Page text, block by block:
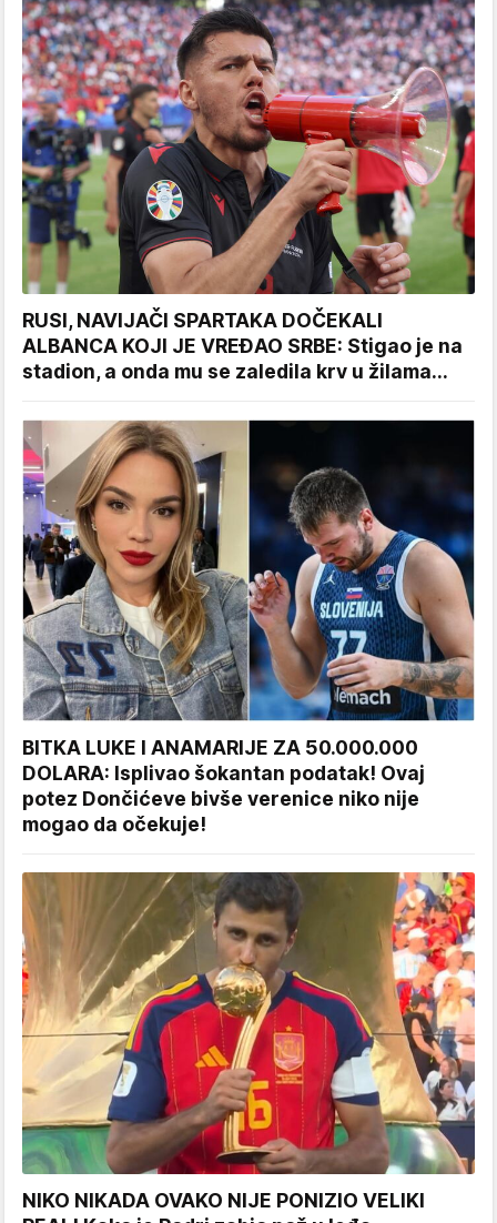
RUSI, NAVIJAČI SPARTAKA DOČEKALI
ALBANCA KOJI JE VREĐAO SRBE: Stigao je na
stadion, a onda mu se zaledila krv u žilama...
BITKA LUKE I ANAMARIJE ZA 50.000.000
DOLARA: Isplivao šokantan podatak! Ovaj
potez Dončićeve bivše verenice niko nije
mogao da očekuje!
NIKO NIKADA OVAKO NIJE PONIZIO VELIKI